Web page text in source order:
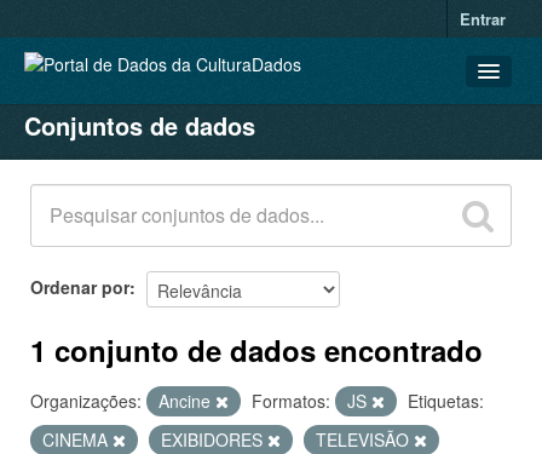
Entrar
CONJUNTOS DE DADOS
ORGANIZAÇÕES
GRUPOS
SOBRE
Conjuntos de dados
Ordenar por
1 conjunto de dados encontrado
Organizações: Ancine Formatos: JS
Etiquetas:
CINEMA
EXIBIDORES
TELEVISÃO